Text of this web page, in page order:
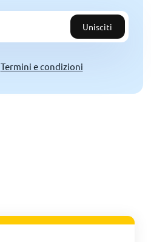
Unisciti
Termini e condizioni